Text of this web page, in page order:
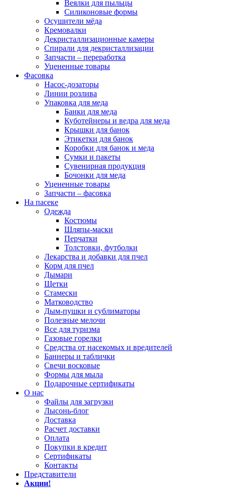
Веялки для пыльцы
Силиконовые формы
Осушители мёда
Кремовалки
Декристаллизационные камеры
Спирали для декристаллизации
Запчасти – переработка
Уцененные товары
Фасовка
Насос-дозаторы
Линии розлива
Упаковка для меда
Банки для меда
Куботейнеры и ведра для меда
Крышки для банок
Этикетки для банок
Коробки для банок и меда
Сумки и пакеты
Сувенирная продукция
Бочонки для меда
Уцененные товары
Запчасти – фасовка
На пасеке
Одежда
Костюмы
Шляпы-маски
Перчатки
Толстовки, футболки
Лекарства и добавки для пчел
Корм для пчел
Дымари
Щетки
Стамески
Матководство
Дым-пушки и сублиматоры
Полезные мелочи
Все для туризма
Газовые горелки
Средства от насекомых и вредителей
Баннеры и таблички
Свечи восковые
Формы для мыла
Подарочные сертификаты
О нас
Файлы для загрузки
Лысонь-блог
Доставка
Расчет доставки
Оплата
Покупки в кредит
Сертификаты
Контакты
Представители
Акции!